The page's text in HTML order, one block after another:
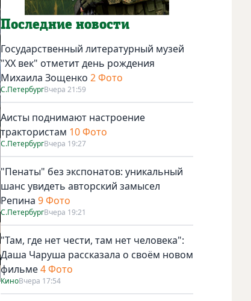
Фото gov.spb.ru
Последние новости
Государственный литературный музей
"ХХ век" отметит день рождения
Михаила Зощенко 2 Фото
С.ПетербургВчера 21:59
Аисты поднимают настроение
трактористам 10 Фото
С.ПетербургВчера 19:27
"Пенаты" без экспонатов: уникальный
шанс увидеть авторский замысел
Репина 9 Фото
С.ПетербургВчера 19:21
"Там, где нет чести, там нет человека":
Даша Чаруша рассказала о своём новом
фильме4 Фото
КиноВчера 17:54